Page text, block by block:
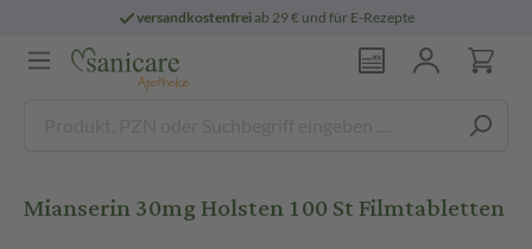
versandkostenfreiab 29 € und für E-Rezepte
Mianserin 30mg Holsten 100 St Filmtabletten